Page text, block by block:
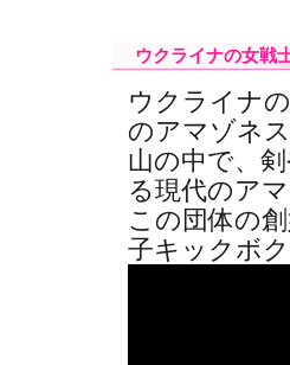
ウクライナの女戦
ウクライナ
のアマゾネ
山の中で、
る現代のア
この団体の
子キックボ